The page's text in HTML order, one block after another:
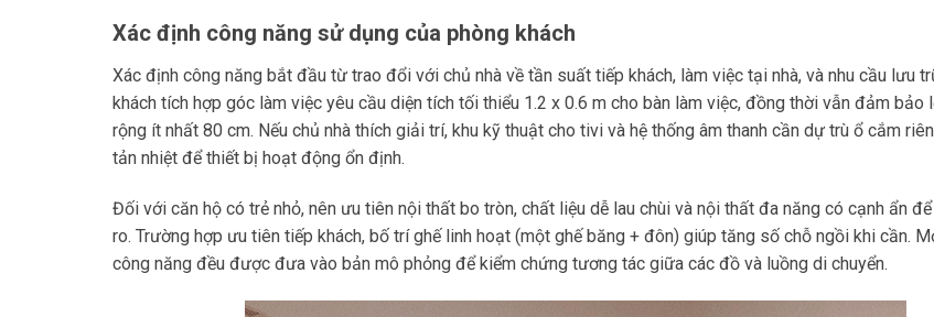
Xác định công năng sử dụng của phòng khách
Xác định công năng bắt đầu từ trao đổi với chủ nhà về tần suất tiếp khách, làm việc tại nhà, và nhu cầu lưu
khách tích hợp góc làm việc yêu cầu diện tích tối thiểu 1.2 x 0.6 m cho bàn làm việc, đồng thời vẫn đảm bảo
rộng ít nhất 80 cm. Nếu chủ nhà thích giải trí, khu kỹ thuật cho tivi và hệ thống âm thanh cần dự trù ổ cắm
tản nhiệt để thiết bị hoạt động ổn định.
Đối với căn hộ có trẻ nhỏ, nên ưu tiên nội thất bo tròn, chất liệu dễ lau chùi và nội thất đa năng có cạnh ẩn
ro. Trường hợp ưu tiên tiếp khách, bố trí ghế linh hoạt (một ghế băng + đôn) giúp tăng số chỗ ngồi khi cần.
công năng đều được đưa vào bản mô phỏng để kiểm chứng tương tác giữa các đồ và luồng di chuyển.